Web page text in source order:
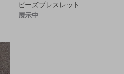
ビーズブレスレット
展示中